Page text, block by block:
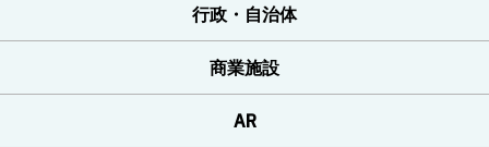
行政・自治体
商業施設
AR